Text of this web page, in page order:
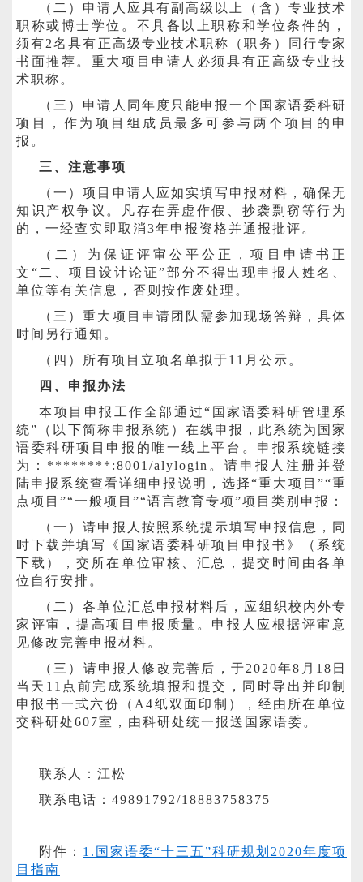
（二）申请人应具有副高级以上（含）专业技术
职称或博士学位。不具备以上职称和学位条件的，
须有2名具有正高级专业技术职称（职务）同行专家
书面推荐。重大项目申请人必须具有正高级专业技
术职称。
（三）申请人同年度只能申报一个国家语委科研
项目，作为项目组成员最多可参与两个项目的申
报。
三、注意事项
（一）项目申请人应如实填写申报材料，确保无
知识产权争议。凡存在弄虚作假、抄袭剽窃等行为
的，一经查实即取消3年申报资格并通报批评。
（二）为保证评审公平公正，项目申请书正
文“二、项目设计论证”部分不得出现申报人姓名、
单位等有关信息，否则按作废处理。
（三）重大项目申请团队需参加现场答辩，具体
时间另行通知。
（四）所有项目立项名单拟于11 月公示。
四、申报办法
本项目申报工作全部通过“国家语委科研管理系
统”（以下简称申报系统）在线申报，此系统为国家
语委科研项目申报的唯一线上平台。申报系统链接
为：********:8001/alylogin 。请申报人注册并登
陆申报系统查看详细申报说明，选择“重大项目”“重
点项目”“一般项目”“语言教育专项”项目类别申报：
（一）请申报人按照系统提示填写申报信息，同
时下载并填写《国家语委科研项目申报书》（系统
下载），交所在单位审核、汇总，提交时间由各单
位自行安排。
（二）各单位汇总申报材料后，应组织校内外专
家评审，提高项目申报质量。申报人应根据评审意
见修改完善申报材料。
（三）请申报人修改完善后，于2020年8 月 18 日
当天 11 点前完成系统填报和提交，同时导出并印制
申报书一式六份（ A4纸双面印制），经由所在单位
交科研处607室，由科研处统一报送国家语委。
联系人：江松
联系电话： 49891792/18883758375
附件： 1.国家语委“十三五”科研规划2020年度项
目指南